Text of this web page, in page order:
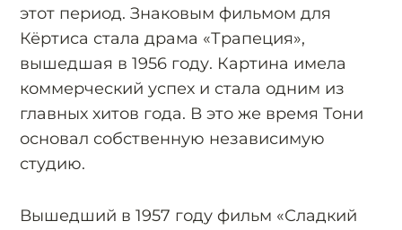
этот период. Знаковым фильмом для
Кёртиса стала драма «Трапеция»,
вышедшая в 1956 году. Картина имела
коммерческий успех и стала одним из
главных хитов года. В это же время Тони
основал собственную независимую
студию.
Вышедший в 1957 году фильм «Сладкий